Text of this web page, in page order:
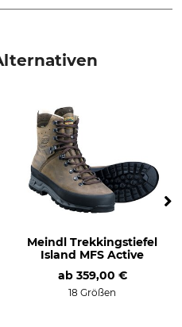
Eigenschaften
Gore-Tex-Futter
herausnehmbare
Einlegesohle
Vibram-Sohle
Memory-Foam-System
Jahreszeit
Meindl Trekkingstiefel
Island MFS Active
ab 359,00 €
18 Größen